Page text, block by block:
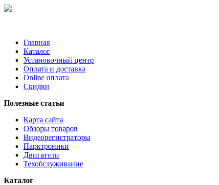
Главная
Каталог
Установочный центр
Оплата и доставка
Online оплата
Скидки
Полезные статьи
Карта сайта
Обзоры товаров
Видеорегистраторы
Парктроники
Двигатели
Техобслуживание
Каталог